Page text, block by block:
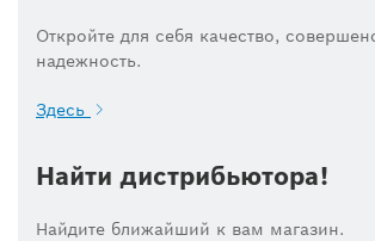
Откройте для себя качество,
надежность.
Здесь
Найти дистрибьютора!
Найдите ближайший к вам магазин.